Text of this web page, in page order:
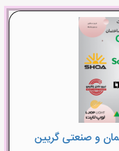
و صنعتی گریین